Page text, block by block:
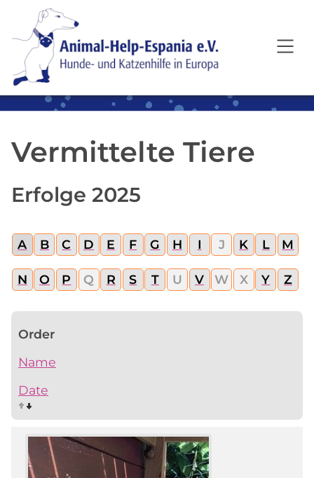
SKIP TO MAIN CONTENT
Vermittelte Tiere
Erfolge 2025
A B C D E F G H I J K L M
N O P Q R S T U V W X Y Z
Order
Name
Date